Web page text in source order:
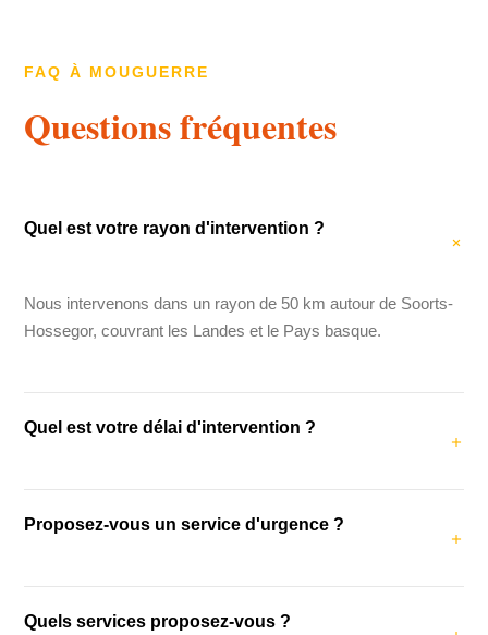
FAQ À MOUGUERRE
Questions fréquentes
Quel est votre rayon d'intervention ?
Nous intervenons dans un rayon de 50 km autour de Soorts-
Hossegor, couvrant les Landes et le Pays basque.
Quel est votre délai d'intervention ?
urgences (fuites, dégâts des eaux), nous intervenons dans
Proposez-vous un service d'urgence ?
dégâts des eaux et problèmes de couverture urgents.
Quels services proposez-vous ?